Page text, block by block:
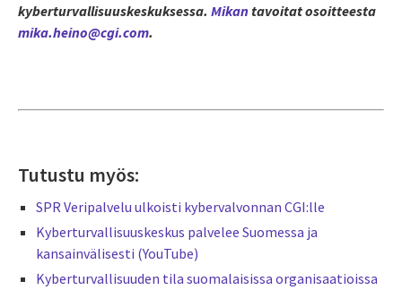
kyberturvallisuuskeskuksessa. Mikan tavoitat osoitteesta
mika.heino@cgi.com.
Tutustu myös:
SPR Veripalvelu ulkoisti kybervalvonnan CGI:lle
Kyberturvallisuuskeskus palvelee Suomessa ja
kansainvälisesti (YouTube)
Kyberturvallisuuden tila suomalaisissa organisaatioissa